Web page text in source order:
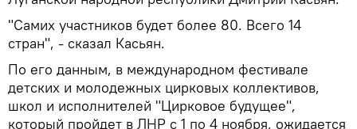
"Самих участников будет более 80. Всего 14
стран", - сказал Касьян.
По его данным, в международном фестивале
детских и молодежных цирковых коллективов,
школ и исполнителей "Цирковое будущее",
который пройдет в ЛНР с 1 по 4 ноября, ожидается